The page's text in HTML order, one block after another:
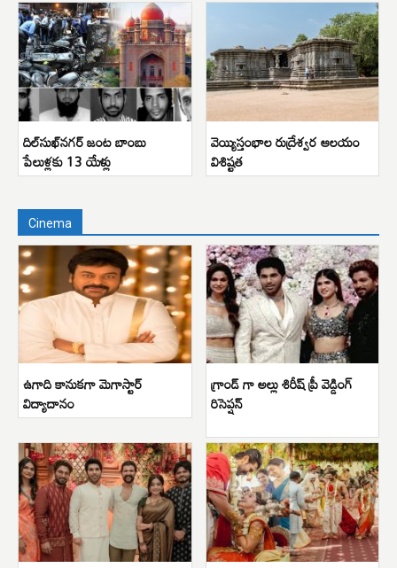
దిల్‌సుఖ్‌నగర్ జంట బాంబు
పేలుళ్లకు 13 యేళ్లు
వెయ్యిస్తంభాల రుద్రేశ్వర ఆలయం
విశిష్టత
Cinema
ఉగాది కానుకగా మెగాస్టార్
విద్యాదానం
గ్రాండ్ గా అల్లు శిరీష్ ప్రీ వెడ్డింగ్
రిసెప్షన్